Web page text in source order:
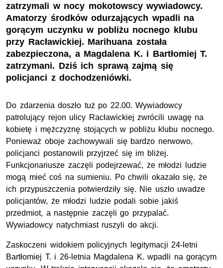
zatrzymali w nocy mokotowscy wywiadowcy.
Amatorzy środków odurzających wpadli na
gorącym uczynku w pobliżu nocnego klubu
przy Racławickiej. Marihuana została
zabezpieczona, a Magdalena K. i Bartłomiej T.
zatrzymani. Dziś ich sprawą zajmą się
policjanci z dochodzeniówki.
Do zdarzenia doszło tuż po 22.00. Wywiadowcy
patrolujący rejon ulicy Racławickiej zwrócili uwagę na
kobietę i mężczyznę stojących w pobliżu klubu nocnego.
Ponieważ oboje zachowywali się bardzo nerwowo,
policjanci postanowili przyjrzeć się im bliżej.
Funkcjonariusze zaczęli podejrzewać, że młodzi ludzie
mogą mieć coś na sumieniu. Po chwili okazało się, że
ich przypuszczenia potwierdziły się. Nie uszło uwadze
policjantów, że młodzi ludzie podali sobie jakiś
przedmiot, a następnie zaczęli go przypalać.
Wywiadowcy natychmiast ruszyli do akcji.
Zaskoczeni widokiem policyjnych legitymacji 24-letni
Bartłomiej T. i 26-letnia Magdalena K. wpadli na gorącym